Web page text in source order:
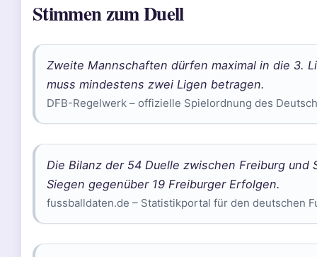
Stimmen zum Duell
Zweite Mannschaften dürfen maximal in die 3.
muss mindestens zwei Ligen betragen.
DFB-Regelwerk – offizielle Spielordnung des
Die Bilanz der 54 Duelle zwischen Freiburg
Siegen gegenüber 19 Freiburger Erfolgen.
fussballdaten.de – Statistikportal für den deutschen